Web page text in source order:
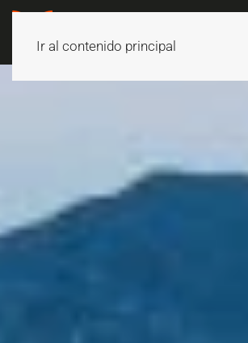
Ir al contenido principal